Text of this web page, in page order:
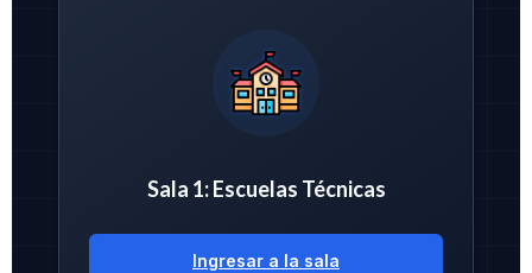
Sala 1: Escuelas Técnicas
Ingresar a la sala